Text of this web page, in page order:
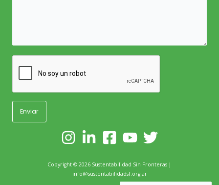
Copyright © 2026 Sustentabilidad Sin Fronteras |
info@sustentabilidadsf.org.ar